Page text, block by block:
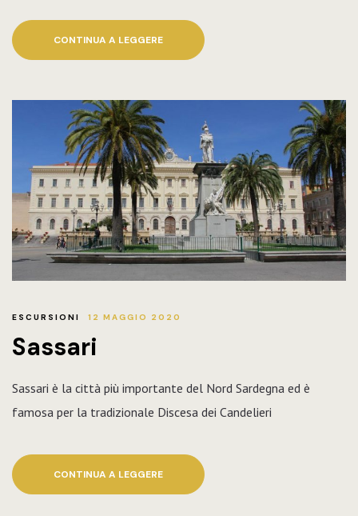
CONTINUA A LEGGERE
ESCURSIONI 12 MAGGIO 2020
Sassari
Sassari è la città più importante del Nord Sardegna ed è
famosa per la tradizionale Discesa dei Candelieri
CONTINUA A LEGGERE